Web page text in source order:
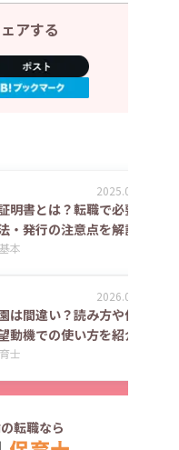
アする
2025.06.30
明書とは？転職で必要な
・発行の注意点を解説
本
2026.02.25
は間違い？読み方や保育
動機での使い方を紹介
士
転職なら